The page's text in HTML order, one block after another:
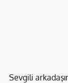
Sevgili